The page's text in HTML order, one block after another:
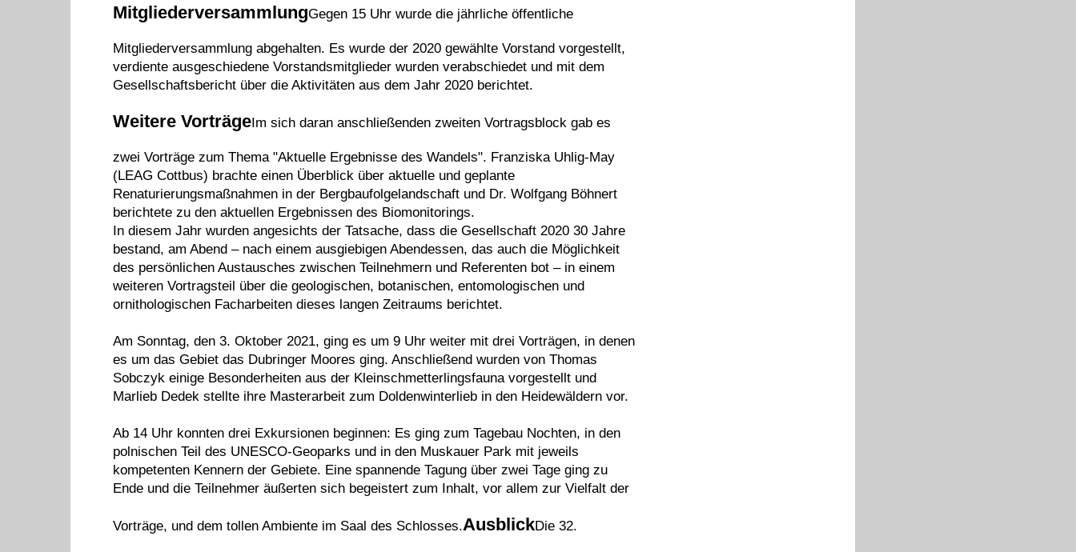
MitgliederversammlungGegen 15 Uhr wurde die jährliche öffentliche
Mitgliederversammlung abgehalten. Es wurde der 2020 gewählte Vorstand vorgestellt,
verdiente ausgeschiedene Vorstandsmitglieder wurden verabschiedet und mit dem
Gesellschaftsbericht über die Aktivitäten aus dem Jahr 2020 berichtet.
Weitere VorträgeIm sich daran anschließenden zweiten Vortragsblock gab es
zwei Vorträge zum Thema "Aktuelle Ergebnisse des Wandels". Franziska Uhlig-May
(LEAG Cottbus) brachte einen Überblick über aktuelle und geplante
Renaturierungsmaßnahmen in der Bergbaufolgelandschaft und Dr. Wolfgang Böhnert
berichtete zu den aktuellen Ergebnissen des Biomonitorings.
In diesem Jahr wurden angesichts der Tatsache, dass die Gesellschaft 2020 30 Jahre
bestand, am Abend – nach einem ausgiebigen Abendessen, das auch die Möglichkeit
des persönlichen Austausches zwischen Teilnehmern und Referenten bot – in einem
weiteren Vortragsteil über die geologischen, botanischen, entomologischen und
ornithologischen Facharbeiten dieses langen Zeitraums berichtet.
Am Sonntag, den 3. Oktober 2021, ging es um 9 Uhr weiter mit drei Vorträgen, in denen
es um das Gebiet das Dubringer Moores ging. Anschließend wurden von Thomas
Sobczyk einige Besonderheiten aus der Kleinschmetterlingsfauna vorgestellt und
Marlieb Dedek stellte ihre Masterarbeit zum Doldenwinterlieb in den Heidewäldern vor.
Ab 14 Uhr konnten drei Exkursionen beginnen: Es ging zum Tagebau Nochten, in den
polnischen Teil des UNESCO-Geoparks und in den Muskauer Park mit jeweils
kompetenten Kennern der Gebiete. Eine spannende Tagung über zwei Tage ging zu
Ende und die Teilnehmer äußerten sich begeistert zum Inhalt, vor allem zur Vielfalt der
Vorträge, und dem tollen Ambiente im Saal des Schlosses.AusblickDie 32.